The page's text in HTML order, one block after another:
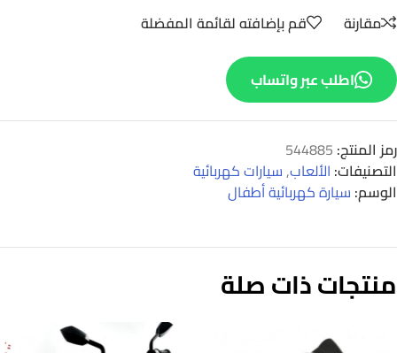
مقارنة قم بإضافته لقائمة المفضلة
اطلب عبر واتساب
رمز المنتج: 544885
التصنيفات: الألعاب,سيارات كهربائية
الوسم: سيارة كهربائية أطفال
منتجات ذات صلة